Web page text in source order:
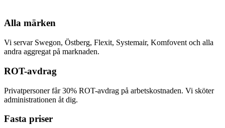
Alla märken
Vi servar Swegon, Östberg, Flexit, Systemair, Komfovent och alla
andra aggregat på marknaden.
ROT-avdrag
Privatpersoner får 30% ROT-avdrag på arbetskostnaden. Vi sköter
administrationen åt dig.
Fasta priser